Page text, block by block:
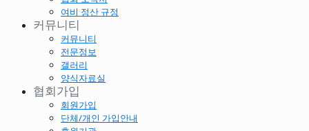
여비 정산 규정
커뮤니티
커뮤니티
전문정보
갤러리
양식자료실
협회가입
회원가입
단체/개인 가입안내